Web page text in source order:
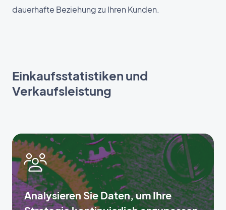
dauerhafte Beziehung zu Ihren Kunden.
Einkaufsstatistiken und
Verkaufsleistung
Analysieren Sie Daten, um Ihre